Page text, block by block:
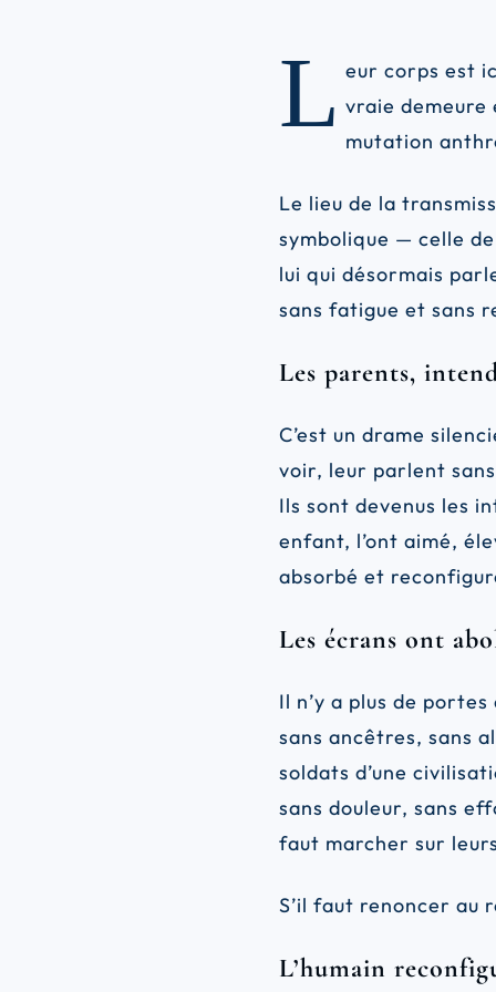
L eur corps est
vraie demeure
mutation
Le lieu de la
symbolique — celle
lui qui désormais
sans fatigue et sans
Les parents,
C’est un drame
voir, leur parlent
Ils sont devenus les
enfant, l’ont aimé,
absorbé et
Les écrans ont
Il n’y a plus de
sans ancêtres, sans
soldats d’une
sans douleur, sans
faut marcher sur
S’il faut renoncer au
L’humain